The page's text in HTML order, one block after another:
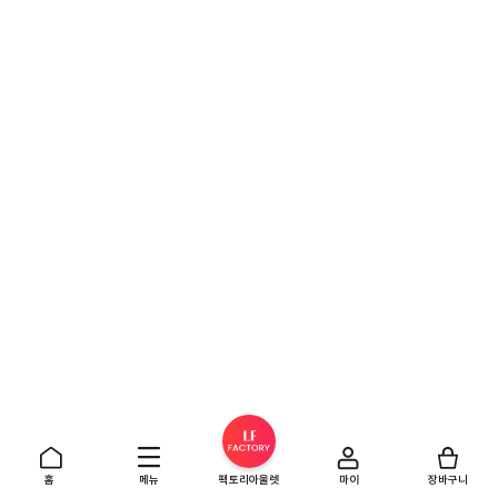
홈 메뉴 팩토리아울렛 마이 장바구니